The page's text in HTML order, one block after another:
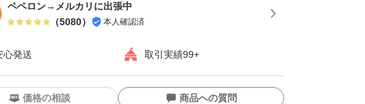
ペペロン→メルカリに出張中
（5080） 本人確認済
心発送 取引実績99+
価格の相談 商品への質問